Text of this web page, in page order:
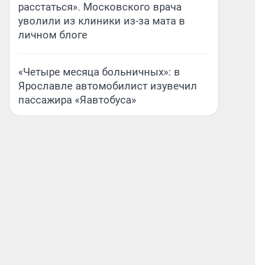
расстаться». Московского врача
уволили из клиники из-за мата в
личном блоге
«Четыре месяца больничных»: в
Ярославле автомобилист изувечил
пассажира «Яавтобуса»